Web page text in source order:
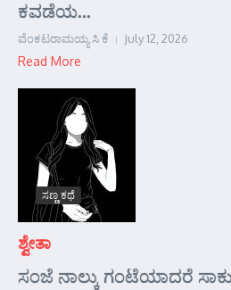
ಕವಡೆಯ...
ವೆಂಕಟರಾಮಯ್ಯ ಸಿ ಕೆ July 12, 2026
Read More
ಸಣ್ಣ ಕಥೆ
ಶ್ವೇತಾ
ಸಂಜೆ ನಾಲ್ಕು ಗಂಟೆಯಾದರೆ